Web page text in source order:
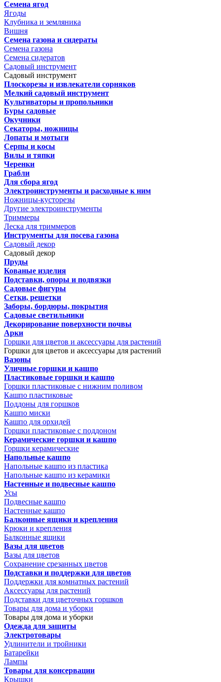
Семена ягод
Ягоды
Клубника и земляника
Вишня
Семена газона и сидераты
Семена газона
Семена сидератов
Садовый инструмент
Садовый инструмент
Плоскорезы и извлекатели сорняков
Мелкий садовый инструмент
Культиваторы и пропольники
Буры садовые
Окучники
Секаторы, ножницы
Лопаты и мотыги
Серпы и косы
Вилы и тяпки
Черенки
Грабли
Для сбора ягод
Электроинструменты и расходные к ним
Ножницы-кусторезы
Другие электроинструменты
Триммеры
Леска для триммеров
Инструменты для посева газона
Садовый декор
Садовый декор
Пруды
Кованые изделия
Подставки, опоры и подвязки
Садовые фигуры
Сетки, решетки
Заборы, бордюры, покрытия
Садовые светильники
Декорирование поверхности почвы
Арки
Горшки для цветов и аксессуары для растений
Горшки для цветов и аксессуары для растений
Вазоны
Уличные горшки и кашпо
Пластиковые горшки и кашпо
Горшки пластиковые с нижним поливом
Кашпо пластиковые
Поддоны для горшков
Кашпо миски
Кашпо для орхидей
Горшки пластиковые с поддоном
Керамические горшки и кашпо
Горшки керамические
Напольные кашпо
Напольные кашпо из пластика
Напольные кашпо из керамики
Настенные и подвесные кашпо
Усы
Подвесные кашпо
Настенные кашпо
Балконные ящики и крепления
Крюки и крепления
Балконные ящики
Вазы для цветов
Вазы для цветов
Сохранение срезанных цветов
Подставки и поддержки для цветов
Поддержки для комнатных растений
Аксессуары для растений
Подставки для цветочных горшков
Товары для дома и уборки
Товары для дома и уборки
Одежда для защиты
Электротовары
Удлинители и тройники
Батарейки
Лампы
Товары для консервации
Крышки